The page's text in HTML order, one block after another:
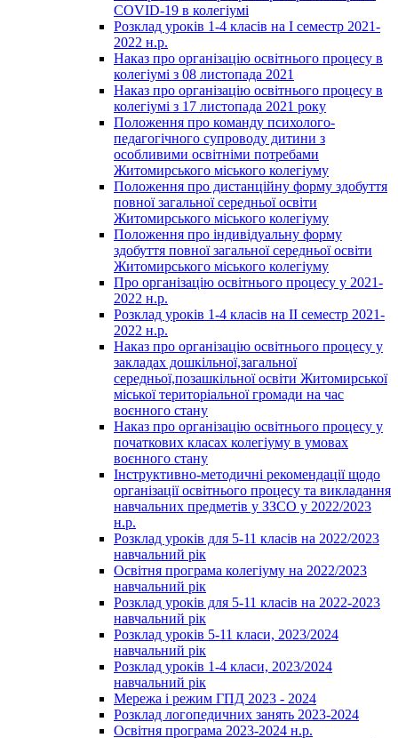
COVID-19 в колегіумі
Розклад уроків 1-4 класів на І семестр 2021-
2022 н.р.
Наказ про організацію освітнього процесу в
колегіумі з 08 листопада 2021
Наказ про організацію освітнього процесу в
колегіумі з 17 листопада 2021 року
Положення про команду психолого-
педагогічного супроводу дитини з
особливими освітніми потребами
Житомирського міського колегіуму
Положення про дистанційну форму здобуття
повної загальної середньої освіти
Житомирського міського колегіуму
Положення про індивідуальну форму
здобуття повної загальної середньої освіти
Житомирського міського колегіуму
Про організацію освітнього процесу у 2021-
2022 н.р.
Розклад уроків 1-4 класів на ІІ семестр 2021-
2022 н.р.
Наказ про організацію освітнього процесу у
закладах дошкільної,загальної
середньої,позашкільної освіти Житомирської
міської територіальної громади на час
воєнного стану
Наказ про організацію освітнього процесу у
початкових класах колегіуму в умовах
воєнного стану
Інструктивно-методичні рекомендації щодо
організації освітнього процесу та викладання
навчальних предметів у ЗЗСО у 2022/2023
н.р.
Розклад уроків для 5-11 класів на 2022/2023
навчальний рік
Освітня програма колегіуму на 2022/2023
навчальний рік
Розклад уроків для 5-11 класів на 2022-2023
навчальний рік
Розклад уроків 5-11 класи, 2023/2024
навчальний рік
Розклад уроків 1-4 класи, 2023/2024
навчальний рік
Мережа і режим ГПД 2023 - 2024
Розклад логопедичних занять 2023-2024
Освітня програма 2023-2024 н.р.